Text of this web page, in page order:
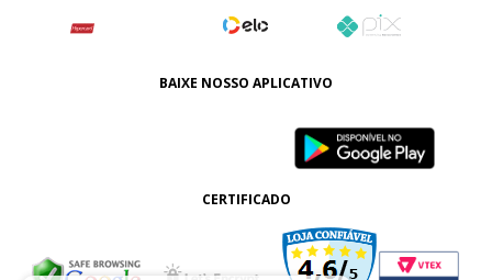
BAIXE NOSSO APLICATIVO
CERTIFICADO